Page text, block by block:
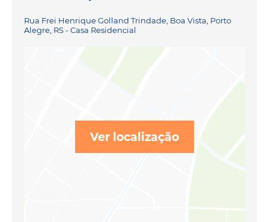
Rua Frei Henrique Golland Trindade, Boa Vista, Porto
Alegre, RS - Casa Residencial
Ver localização